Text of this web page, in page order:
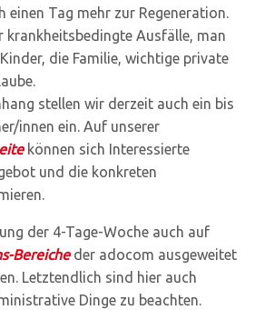
einen Tag mehr zur Regeneration.
krankheitsbedingte Ausfälle, man
die Familie, wichtige private
stellen wir derzeit auch ein bis
innen ein. Auf unserer
können sich Interessierte
und die konkreten
der 4-Tage-Woche auch auf
Bereicheder adocom ausgeweitet
Letztendlich sind hier auch
Dinge zu beachten.